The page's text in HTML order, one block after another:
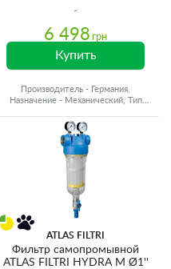
6 498 грн
Купить
Производитель - Германия,
Назначение - Механический, Тип
ATLAS FILTRI
Фильтр самопромывной
ATLAS FILTRI HYDRA M Ø1''